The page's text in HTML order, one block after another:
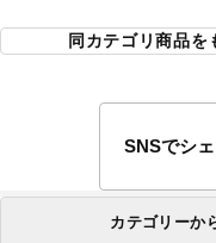
同カテゴリ商品を
SNSでシ
カテゴリーか